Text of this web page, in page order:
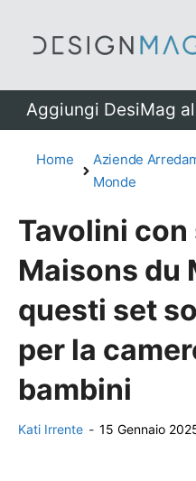
Aggiungi DesiMag
Home Aziende
Monde
Tavolini
Maisons du
questi set
per la
bambini
Kati Irrente - 15 Gennaio